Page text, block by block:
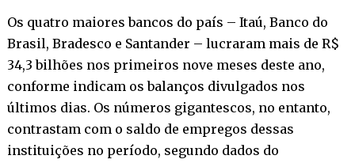
Os quatro maiores bancos do país – Itaú, Banco do
Brasil, Bradesco e Santander – lucraram mais de R$
34,3 bilhões nos primeiros nove meses deste ano,
conforme indicam os balanços divulgados nos
últimos dias. Os números gigantescos, no entanto,
contrastam com o saldo de empregos dessas
instituições no período, segundo dados do